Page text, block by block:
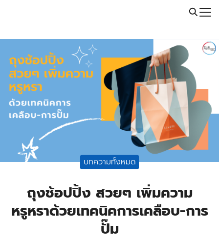
Call: 064-246-5614 | Line: @thaiprintshop
for:
บทความทั้งหมด
ถุงช้อปปิ้ง สวยๆ เพิ่มความ
หรูหราด้วยเทคนิคการเคลือบ-การ
ปั๊ม